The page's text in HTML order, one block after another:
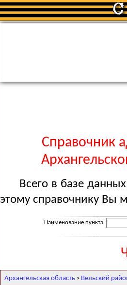
Справочник
Всего в базе
этому справочнику Вы
Наименование пункта:
Архангельская область > Вельский